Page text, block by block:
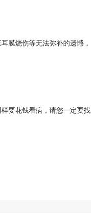
膜烧伤等无法弥补的遗憾，
要花钱看病，请您一定要找